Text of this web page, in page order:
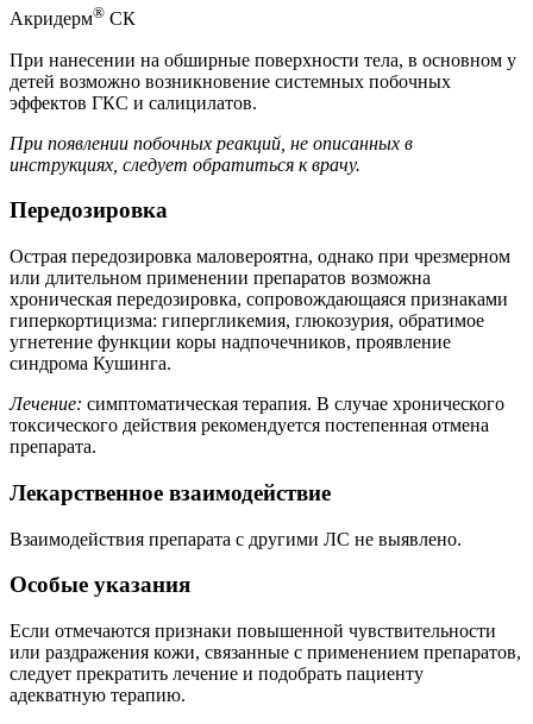
Акридерм® СК
При нанесении на обширные поверхности тела, в основном у
детей возможно возникновение системных побочных
эффектов ГКС и салицилатов.
При появлении побочных реакций, не описанных в
инструкциях, следует обратиться к врачу.
Передозировка
Острая передозировка маловероятна, однако при чрезмерном
или длительном применении препаратов возможна
хроническая передозировка, сопровождающаяся признаками
гиперкортицизма: гипергликемия, глюкозурия, обратимое
угнетение функции коры надпочечников, проявление
синдрома Кушинга.
Лечение: симптоматическая терапия. В случае хронического
токсического действия рекомендуется постепенная отмена
препарата.
Лекарственное взаимодействие
Взаимодействия препарата с другими ЛС не выявлено.
Особые указания
Если отмечаются признаки повышенной чувствительности
или раздражения кожи, связанные с применением препаратов,
следует прекратить лечение и подобрать пациенту
адекватную терапию.